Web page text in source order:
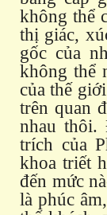
không thể
thị giác,
gốc của
không thể
của thế
trên quan
nhau thôi.
trích của
khoa triết
đến mức
là phúc